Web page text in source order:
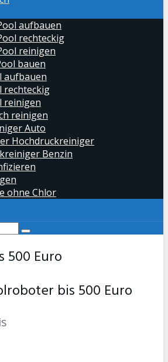
aufbauen
rechteckig
reinigen
bauen
aufbauen
rechteckig
reinigen
reinigen
Auto
Hochdruckreiniger
Benzin
ohne Chlor
500 Euro
bis 500 Euro